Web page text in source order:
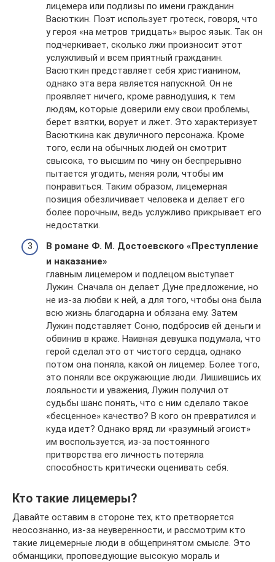
лицемера или подлизы по имени гражданин
Васюткин. Поэт использует гротеск, говоря, что
у героя «на метров тридцать» вырос язык. Так он
подчеркивает, сколько лжи произносит этот
услужливый и всем приятный гражданин.
Васюткин представляет себя христианином,
однако эта вера является напускной. Он не
проявляет ничего, кроме равнодушия, к тем
людям, которые доверили ему свои проблемы,
берет взятки, ворует и лжет. Это характеризует
Васюткина как двуличного персонажа. Кроме
того, если на обычных людей он смотрит
свысока, то высшим по чину он беспрерывно
пытается угодить, меняя роли, чтобы им
понравиться. Таким образом, лицемерная
позиция обезличивает человека и делает его
более порочным, ведь услужливо прикрывает его
недостатки.
В романе Ф. М. Достоевского «Преступление
и наказание»
главным лицемером и подлецом выступает
Лужин. Сначала он делает Дуне предложение, но
не из-за любви к ней, а для того, чтобы она была
всю жизнь благодарна и обязана ему. Затем
Лужин подставляет Соню, подбросив ей деньги и
обвинив в краже. Наивная девушка подумала, что
герой сделал это от чистого сердца, однако
потом она поняла, какой он лицемер. Более того,
это поняли все окружающие люди. Лишившись их
лояльности и уважения, Лужин получил от
судьбы шанс понять, что с ним сделало такое
«бесценное» качество? В кого он превратился и
куда идет? Однако вряд ли «разумный эгоист»
им воспользуется, из-за постоянного
притворства его личность потеряла
способность критически оценивать себя.
Кто такие лицемеры?
Давайте оставим в стороне тех, кто претворяется
неосознанно, из-за неуверенности, и рассмотрим кто
такие лицемерные люди в общепринятом смысле. Это
обманщики, проповедующие высокую мораль и